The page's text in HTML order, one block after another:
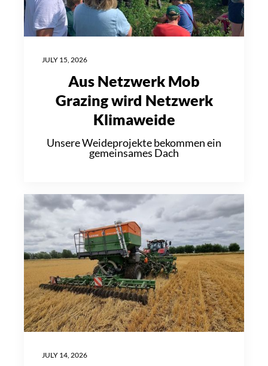
JULY 15, 2026
Aus Netzwerk Mob
Grazing wird Netzwerk
Klimaweide
Unsere Weideprojekte bekommen ein
gemeinsames Dach
JULY 14, 2026